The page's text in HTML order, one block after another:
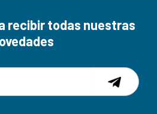
recibir todas nuestras